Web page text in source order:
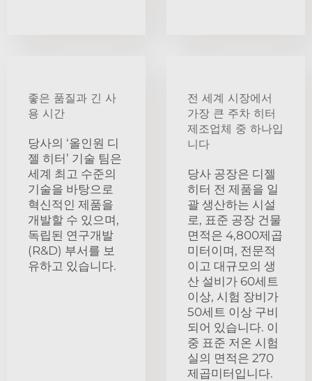
좋은 품질과 긴 사
용 시간
당사의 ‘올인원 디
젤 히터’ 기술 팀은
세계 최고 수준의
기술을 바탕으로
혁신적인 제품을
개발할 수 있으며,
독립된 연구개발
(R&D) 부서를 보
유하고 있습니다.
전 세계 시장에서
가장 큰 주차 히터
제조업체 중 하나입
니다
당사 공장은 디젤
히터 전 제품을 일
괄 생산하는 시설
로, 표준 공장 건물
면적은 4,800제곱
미터이며, 전문적
이고 대규모의 생
산 설비가 60세트
이상, 시험 장비가
50세트 이상 구비
되어 있습니다. 이
중 표준 저온 시험
실의 면적은 270
제곱미터입니다.